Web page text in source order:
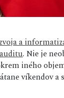
a
auditu. Nie je
iného
víkendov a